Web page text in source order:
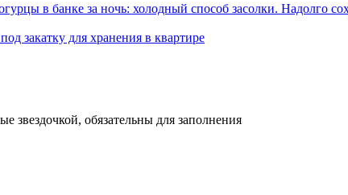
в банке за ночь: холодный способ засолки. Надолго
закатку для хранения в квартире
звездочкой, обязательны для заполнения